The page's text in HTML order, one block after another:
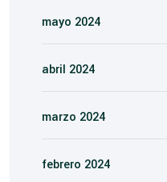
mayo 2024
abril 2024
marzo 2024
febrero 2024